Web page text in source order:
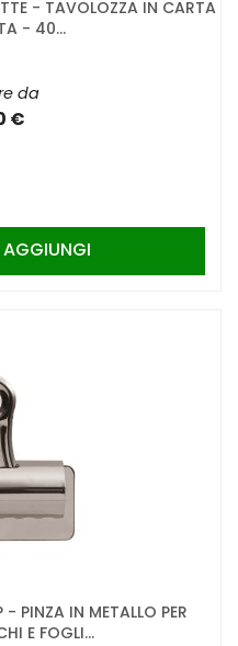
- TAVOLOZZA IN CARTA
- 40...
da
€
AGGIUNGI
- PINZA IN METALLO PER
E FOGLI...